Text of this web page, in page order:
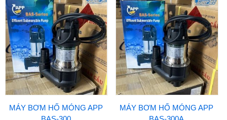
MÁY BƠM HỐ MÓNG APP
MÁY BƠM HỐ MÓNG APP